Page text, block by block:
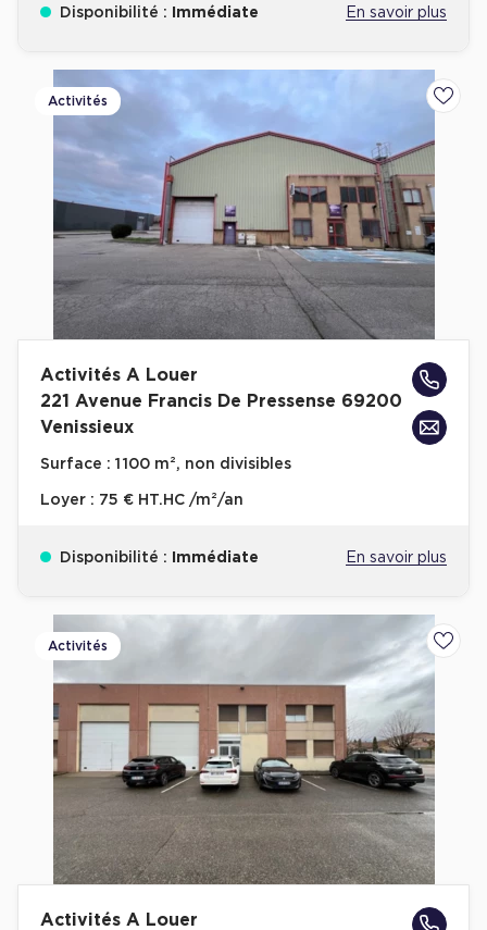
Disponibilité : Immédiate En savoir plus
Activités
Activités A Louer
221 Avenue Francis De Pressense 69200
Venissieux
Surface : 1 100 m², non divisibles
Loyer : 75 € HT.HC /m²/an
Disponibilité : Immédiate En savoir plus
Activités
Activités A Louer